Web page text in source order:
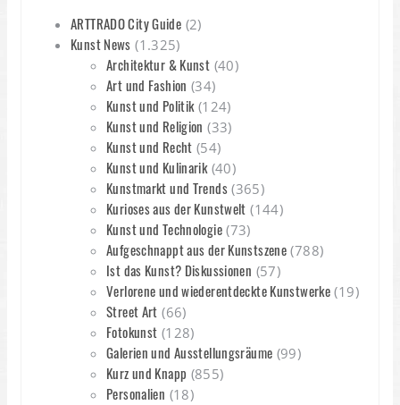
ARTTRADO City Guide (2)
Kunst News (1.325)
Architektur & Kunst (40)
Art und Fashion (34)
Kunst und Politik(124)
Kunst und Religion (33)
Kunst und Recht (54)
Kunst und Kulinarik(40)
Kunstmarkt und Trends(365)
Kurioses aus der Kunstwelt (144)
Kunst und Technologie(73)
Aufgeschnappt aus der Kunstszene (788)
Ist das Kunst? Diskussionen (57)
Verlorene und wiederentdeckte Kunstwerke (19)
Street Art (66)
Fotokunst (128)
Galerien und Ausstellungsräume (99)
Kurz und Knapp (855)
Personalien (18)